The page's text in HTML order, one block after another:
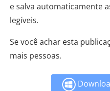
e salva automaticamente
legíveis.
Se você achar esta
mais pessoas.